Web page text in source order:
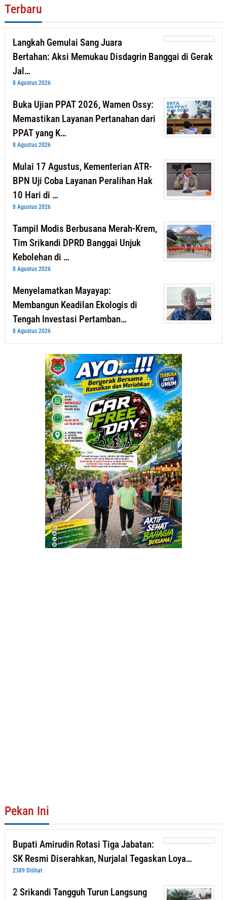
Terbaru
Langkah Gemulai Sang Juara
Bertahan: Aksi Memukau Disdagrin Banggai di Gerak
Jal…
8 Agustus 2026
Buka Ujian PPAT 2026, Wamen Ossy:
Memastikan Layanan Pertanahan dari
PPAT yang K…
8 Agustus 2026
Mulai 17 Agustus, Kementerian ATR-
BPN Uji Coba Layanan Peralihan Hak
10 Hari di …
8 Agustus 2026
Tampil Modis Berbusana Merah-Krem,
Tim Srikandi DPRD Banggai Unjuk
Kebolehan di …
8 Agustus 2026
Menyelamatkan Mayayap:
Membangun Keadilan Ekologis di
Tengah Investasi Pertamban…
8 Agustus 2026
Pekan Ini
Bupati Amirudin Rotasi Tiga Jabatan:
SK Resmi Diserahkan, Nurjalal Tegaskan Loya…
2389 Dilihat
2 Srikandi Tangguh Turun Langsung